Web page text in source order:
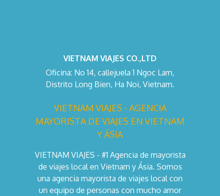
VIETNAM VIAJES CO.,LTD
Oficina: No 14, callejuela 1 Ngoc Lam,
Distrito Long Bien, Ha Noi, Vietnam.
VIETNAM VIAJES - AGENCIA
MAYORISTA DE VIAJES EN VIETNAM
Y ÁSIA
VIETNAM VIAJES - #1 Agencia de mayorista
de viajes local en Vietnam y Ásia. Somos
una agencia mayorista de viajes local con
un equipo de personas con mucho amor